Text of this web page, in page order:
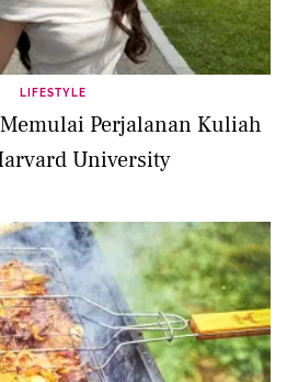
LIFESTYLE
Perjalanan Kuliah
University